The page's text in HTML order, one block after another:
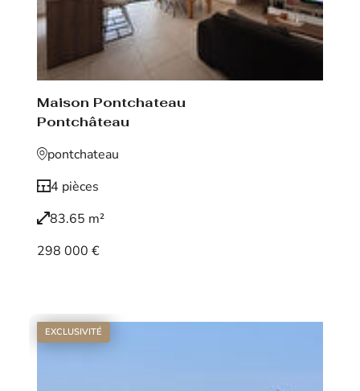
Maison Pontchateau
Pontchâteau
pontchateau
4 pièces
83.65 m²
298 000 €
EXCLUSIVITÉ